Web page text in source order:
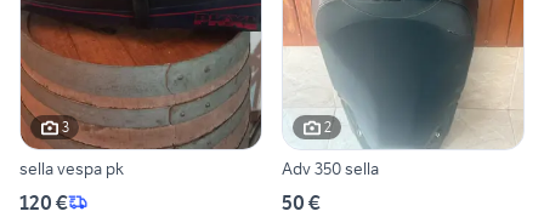
3
sella vespa pk
120 €
2
Adv 350 sella
50 €